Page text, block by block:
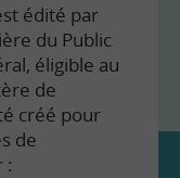
édité par
du Public
éligible au
de
créé pour
de
: